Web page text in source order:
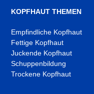
KOPFHAUT THEMEN
Empfindliche Kopfhaut
Fettige Kopfhaut
Juckende Kopfhaut
Schuppenbildung
Trockene Kopfhaut